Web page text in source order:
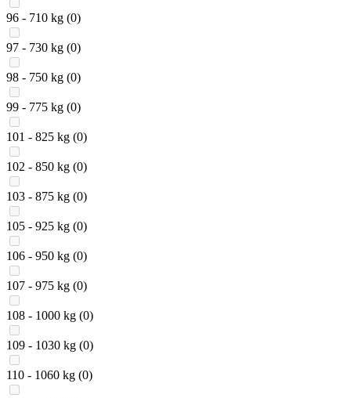
96 - 710 kg (0)
97 - 730 kg (0)
98 - 750 kg (0)
99 - 775 kg (0)
101 - 825 kg (0)
102 - 850 kg (0)
103 - 875 kg (0)
105 - 925 kg (0)
106 - 950 kg (0)
107 - 975 kg (0)
108 - 1000 kg (0)
109 - 1030 kg (0)
110 - 1060 kg (0)